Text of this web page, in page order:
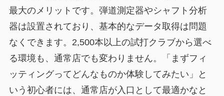
最大のメリットです。弾道測定器やシャフト分析
器は設置されており、基本的なデータ取得は問題
なくできます。2,500本以上の試打クラブから選べ
る環境も、通常店でも変わりません。「まずフィ
ッティングってどんなものか体験してみたい」と
いう初心者には、通常店が入口として最適かなと